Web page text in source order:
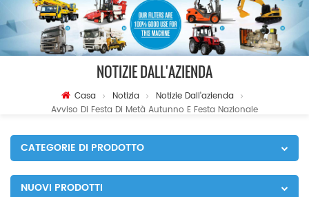
NOTIZIE DALL'AZIENDA
Casa Notizia
Notizie Dall'azienda
Avviso Di Festa Di Metà Autunno E Festa Nazionale
CATEGORIE DI PRODOTTO
NUOVI PRODOTTI